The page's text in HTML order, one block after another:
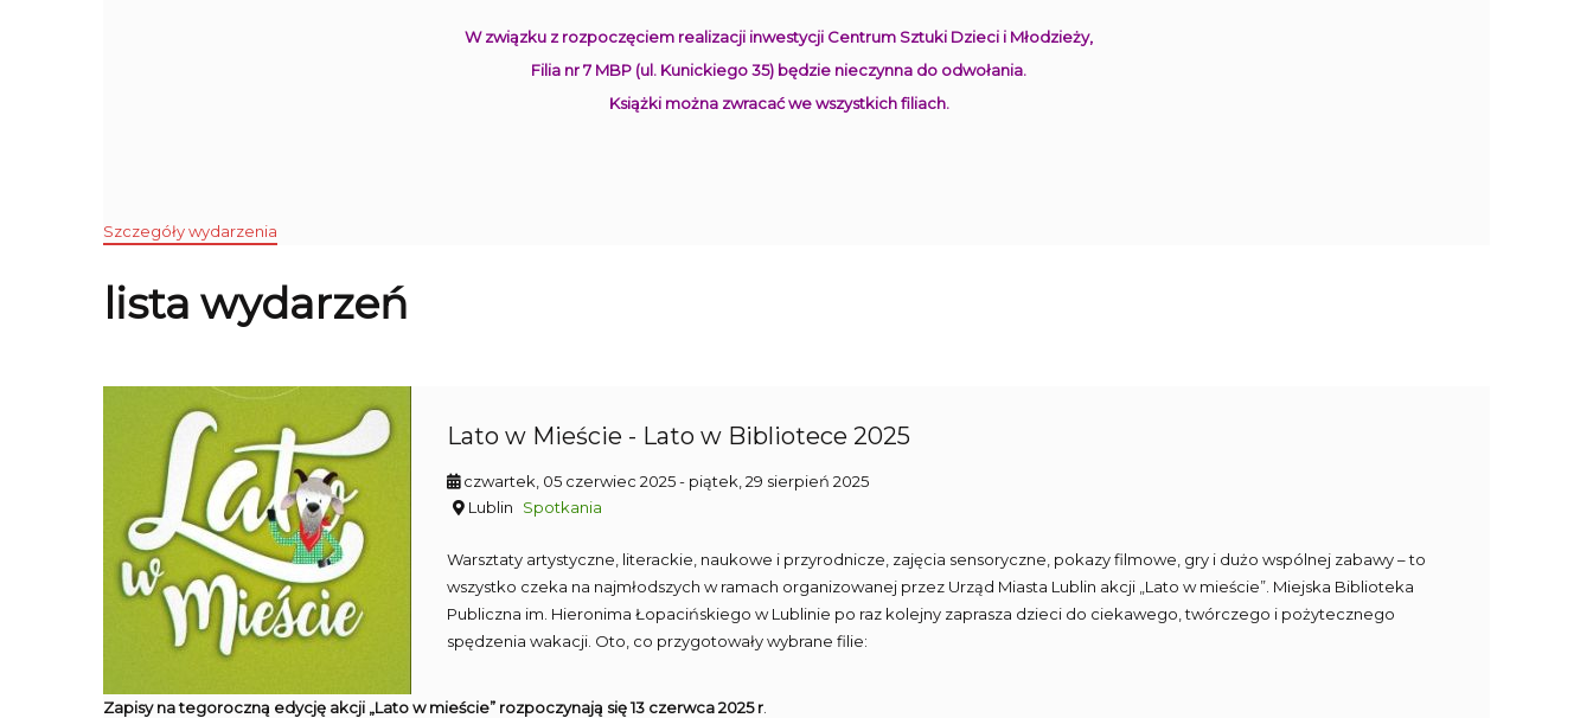
W związku z rozpoczęciem realizacji inwestycji Centrum Sztuki Dzieci i Młodzieży,
Filia nr 7 MBP (ul. Kunickiego 35) będzie nieczynna do odwołania.
Książki można zwracać we wszystkich filiach.
Szczegóły wydarzenia
lista wydarzeń
Lato w Mieście - Lato w Bibliotece 2025
czwartek, 05 czerwiec 2025- piątek, 29 sierpień 2025
Lublin
Spotkania
Warsztaty artystyczne, literackie, naukowe i przyrodnicze, zajęcia sensoryczne, pokazy filmowe, gry i dużo wspólnej zabawy – to
wszystko czeka na najmłodszych w ramach organizowanej przez Urząd Miasta Lublin akcji „Lato w mieście”. Miejska Biblioteka
Publiczna im. Hieronima Łopacińskiego w Lublinie po raz kolejny zaprasza dzieci do ciekawego, twórczego i pożytecznego
spędzenia wakacji. Oto, co przygotowały wybrane filie:
Zapisy na tegoroczną edycję akcji „Lato w mieście” rozpoczynają się 13 czerwca 2025 r